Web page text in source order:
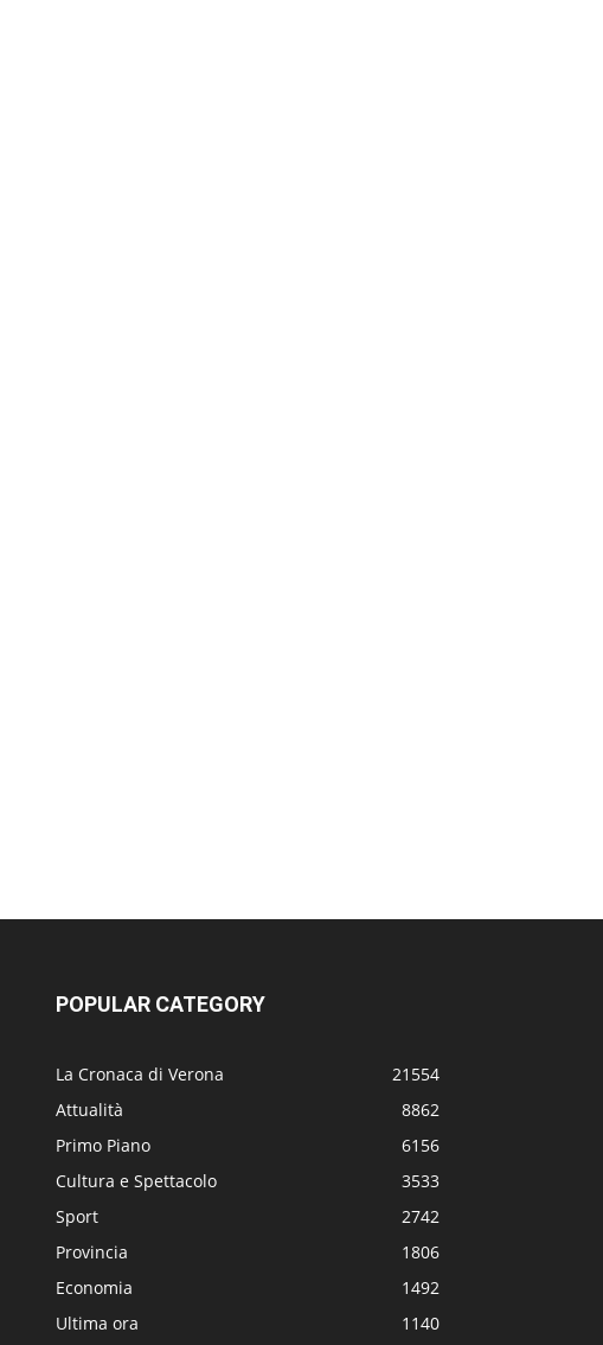
POPULAR CATEGORY
La Cronaca di Verona
21554
Attualità
8862
Primo Piano
6156
Cultura e Spettacolo
3533
Sport
2742
Provincia
1806
Economia
1492
Ultima ora
1140